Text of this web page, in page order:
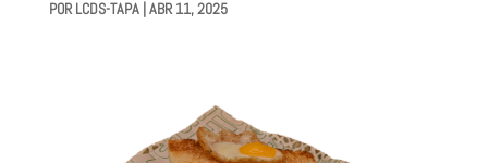
PORLCDS-TAPA|ABR 11, 2025